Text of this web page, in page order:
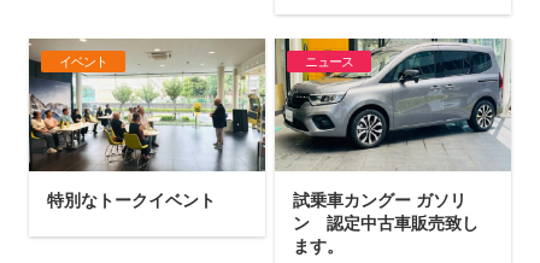
イベント
特別なトークイベント
ニュース
試乗車カングー ガソリ
ン 認定中古車販売致し
ます。